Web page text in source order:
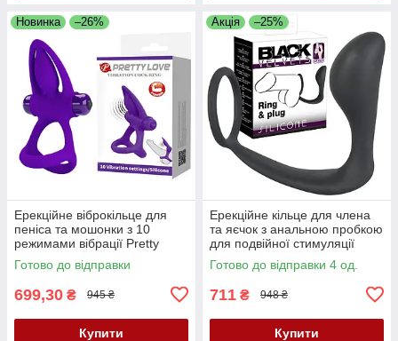
Новинка –26%
Ерекційне віброкільце для
пеніса та мошонки з 10
режимами вібрації Pretty
Love Vibration Cock Ring
Purple
Готово до відправки
699,30 ₴ 945 ₴
Купити
Акція –25%
Ерекційне кільце для члена
та яєчок з анальною пробкою
для подвійної стимуляції
Black Velvets Ring & Plug
Готово до відправки 4 од.
711 ₴ 948 ₴
Купити